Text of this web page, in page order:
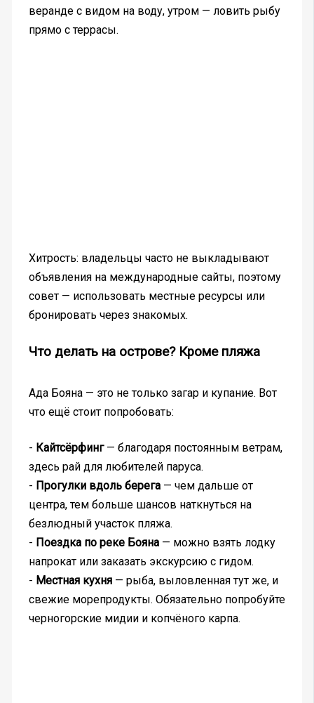
веранде с видом на воду, утром — ловить рыбу
прямо с террасы.
Хитрость: владельцы часто не выкладывают
объявления на международные сайты, поэтому
совет — использовать местные ресурсы или
бронировать через знакомых.
Что делать на острове? Кроме пляжа
Ада Бояна — это не только загар и купание. Вот
что ещё стоит попробовать:
- Кайтсёрфинг— благодаря постоянным ветрам,
здесь рай для любителей паруса.
- Прогулки вдоль берега— чем дальше от
центра, тем больше шансов наткнуться на
безлюдный участок пляжа.
- Поездка по реке Бояна— можно взять лодку
напрокат или заказать экскурсию с гидом.
- Местная кухня— рыба, выловленная тут же, и
свежие морепродукты. Обязательно попробуйте
черногорские мидии и копчёного карпа.